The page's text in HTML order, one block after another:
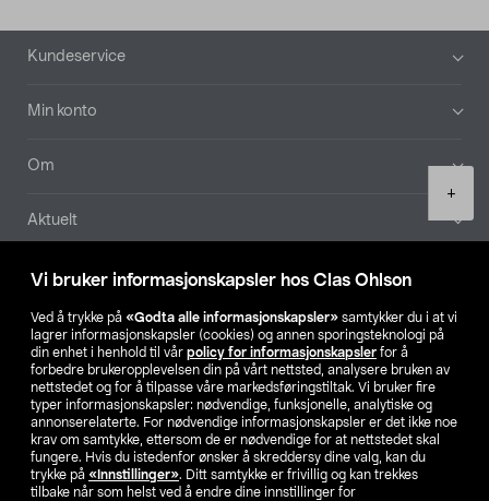
Vi bruker informasjonskapsler hos Clas Ohlson
Ved å trykke på «Godta alle informasjonskapsler» samtykker du i at vi
lagrer informasjonskapsler (cookies) og annen sporingsteknologi på
din enhet i henhold til vår policy for informasjonskapsler for å
forbedre brukeropplevelsen din på vårt nettsted, analysere bruken av
nettstedet og for å tilpasse våre markedsføringstiltak. Vi bruker fire
typer informasjonskapsler: nødvendige, funksjonelle, analytiske og
annonserelaterte. For nødvendige informasjonskapsler er det ikke noe
krav om samtykke, ettersom de er nødvendige for at nettstedet skal
fungere. Hvis du istedenfor ønsker å skreddersy dine valg, kan du
trykke på «Innstillinger». Ditt samtykke er frivillig og kan trekkes
tilbake når som helst ved å endre dine innstillinger for
+
Bunntekst
Kundeservice
Min konto
Om
Aktuelt
Våre selskaper
Finn din butikk
SE NO FI